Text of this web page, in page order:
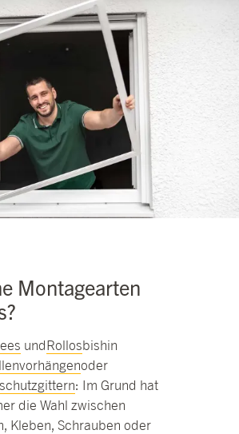
Montagearten
undRollosbishin
noder
n: Im Grund hat
die Wahl zwischen
Kleben, Schrauben oder